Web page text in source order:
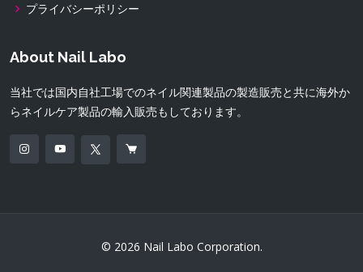
プライバシーポリシー
About Nail Labo
当社では国内自社工場でのネイル関連製品の製造販売と共に海外か
らネイルケア製品の輸入販売もしております。
© 2026 Nail Labo Corporation.